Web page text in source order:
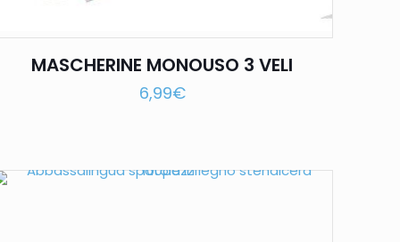
MASCHERINE MONOUSO 3 VELI
6,99€